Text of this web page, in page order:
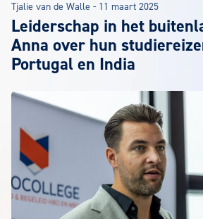
Tjalie van de Walle - 11 maart 2025
Leiderschap in het
Anna over hun
Portugal en India